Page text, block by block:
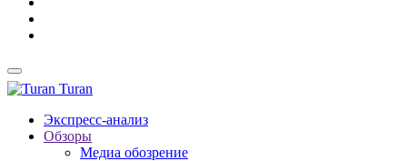
Turan
Экспресс-анализ
Обзоры
Медиа обозрение